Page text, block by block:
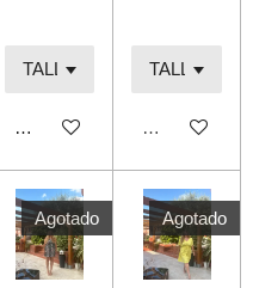
Añadir al carrito Agotado
Agotado Agotado